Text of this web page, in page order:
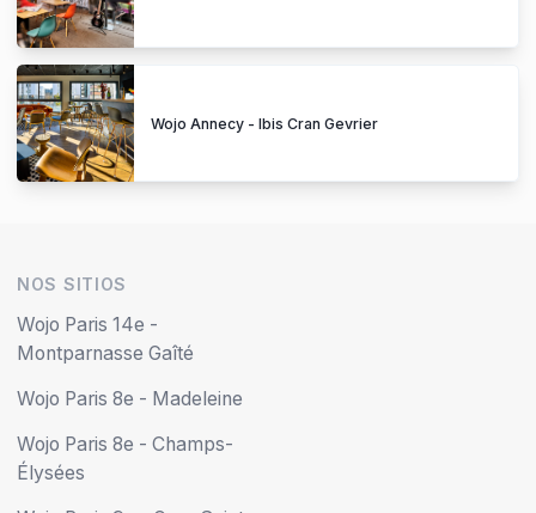
Wojo Annecy - Ibis Cran Gevrier
NOS SITIOS
Wojo Paris 14e -
Montparnasse Gaîté
Wojo Paris 8e - Madeleine
Wojo Paris 8e - Champs-
Élysées